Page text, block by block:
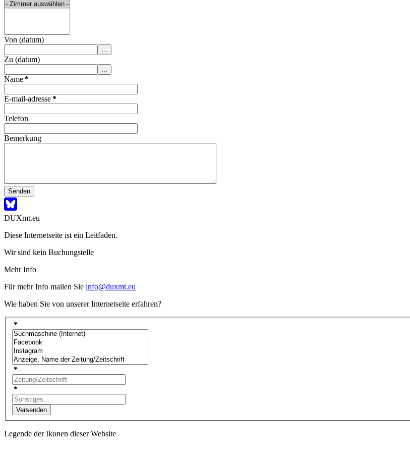
Von (datum)
Zu (datum)
Name*
E-mail-adresse*
Telefon
Bemerkung
Senden
DUXmt.eu
Diese Internetseite ist ein Leitfaden.
Wir sind kein Buchungstelle
Mehr Info
Für mehr Info mailen Sie info@duxmt.eu
Wie haben Sie von unserer Internetseite erfahren?
*
*
*
Versenden
Legende der Ikonen dieser Website